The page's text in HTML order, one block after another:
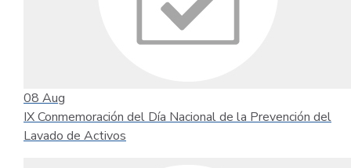
08 Aug
IX Conmemoración del Día Nacional de la Prevención del
Lavado de Activos